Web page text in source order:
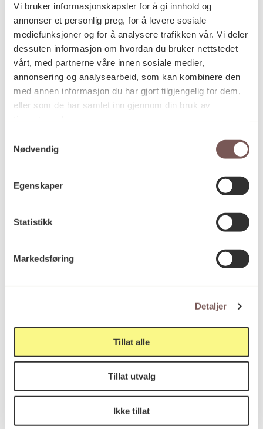
Vi bruker informasjonskapsler for å gi innhold og
annonser et personlig preg, for å levere sosiale
mediefunksjoner og for å analysere trafikken vår. Vi deler
dessuten informasjon om hvordan du bruker nettstedet
vårt, med partnerne våre innen sosiale medier,
annonsering og analysearbeid, som kan kombinere den
med annen informasjon du har gjort tilgjengelig for dem,
eller som de har samlet inn gjennom din bruk av
Nødvendig
Egenskaper
Statistikk
Markedsføring
Detaljer
Tillat alle
Tillat utvalg
Ikke tillat
dialog med skolens ansatte og studenter.
Detaljer
2011
Kategori
Akrylmaling og blyant på papir
Reference KORO.007184